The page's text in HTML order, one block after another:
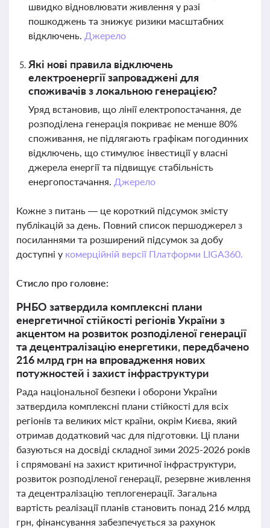
швидко відновлювати живлення у разі
пошкоджень та знижує ризики масштабних
відключень. Джерело
Які нові правила відключень
електроенергії запроваджені для
споживачів з локальною генерацією?
Уряд встановив, що лінії електропостачання, де
розподілена генерація покриває не менше 80%
споживання, не підлягають графікам погодинних
відключень, що стимулює інвестиції у власні
джерела енергії та підвищує стабільність
енергопостачання. Джерело
Кожне з питань — це короткий підсумок змісту
публікацій за день. Повний список першоджерел з
посиланнями та розширений підсумок за добу
доступні у комерційній версії Платформи LIGA360.
Стисло про головне:
РНБО затвердила комплексні плани
енергетичної стійкості регіонів України з
акцентом на розвиток розподіленої генерації
та децентралізацію енергетики, передбачено
216 млрд грн на впровадження нових
потужностей і захист інфраструктури
Рада національної безпеки і оборони України
затвердила комплексні плани стійкості для всіх
регіонів та великих міст країни, окрім Києва, який
отримав додатковий час для підготовки. Ці плани
базуються на досвіді складної зими 2025-2026 років
і спрямовані на захист критичної інфраструктури,
розвиток розподіленої генерації, резервне живлення
та децентралізацію теплогенерації. Загальна
вартість реалізації планів становить понад 216 млрд
грн, фінансування забезпечується за рахунок